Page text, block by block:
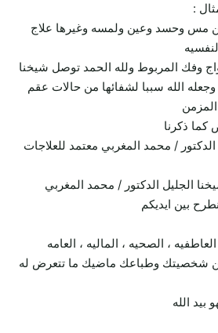
:
مس وحسد وعين ولمسه وغيرها علاج
وفك المربوط ولله الحمد توصل شيخنا
الله سببا لشفائها من حالات عقم
كما ذكرنا
/ محمد المغربي معتمد للعلاجات
الجليل الدكتور / محمد المغربي
بين ايديكم
، الصحيه ، الماليه ، العامه
شخصيتك وطباعك ماضيك ما تتعرض له
الله